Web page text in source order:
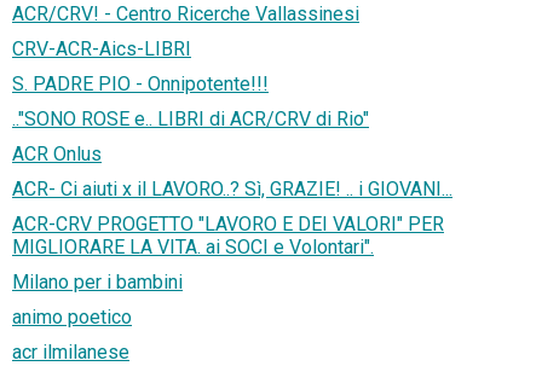
ACR/CRV! - Centro Ricerche Vallassinesi
CRV-ACR-Aics-LIBRI
S. PADRE PIO - Onnipotente!!!
.."SONO ROSE e.. LIBRI di ACR/CRV di Rio"
ACR Onlus
ACR- Ci aiuti x il LAVORO..? Sì, GRAZIE! .. i GIOVANI...
ACR-CRV PROGETTO "LAVORO E DEI VALORI" PER
MIGLIORARE LA VITA. ai SOCI e Volontari".
Milano per i bambini
animo poetico
acr ilmilanese